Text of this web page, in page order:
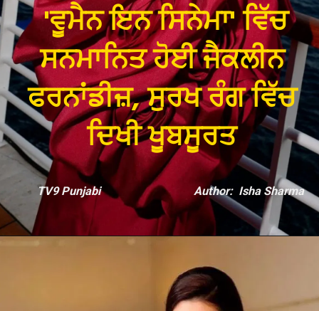
'ਵੂਮੈਨ ਇਨ ਸਿਨੇਮਾ' ਵਿੱਚ
ਸਨਮਾਨਿਤ ਹੋਈ ਜੈਕਲੀਨ
ਫਰਨਾਂਡੀਜ਼, ਸੁਰਖ ਰੰਗ ਵਿੱਚ
ਦਿਖੀ ਖੂਬਸੂਰਤ
TV9 Punjabi Author: Isha Sharma